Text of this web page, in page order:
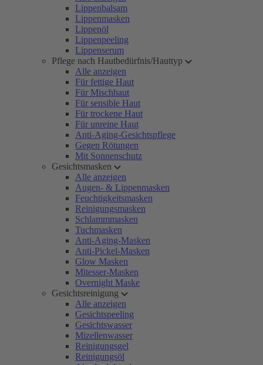
Lippenbalsam
Lippenmasken
Lippenöl
Lippenpeeling
Lippenserum
Pflege nach Hautbedürfnis/Hauttyp
Alle anzeigen
Für fettige Haut
Für Mischhaut
Für sensible Haut
Für trockene Haut
Für unreine Haut
Anti-Aging-Gesichtspflege
Gegen Rötungen
Mit Sonnenschutz
Gesichtsmasken
Alle anzeigen
Augen- & Lippenmasken
Feuchtigkeitsmasken
Reinigungsmasken
Schlammmasken
Tuchmasken
Anti-Aging-Masken
Anti-Pickel-Masken
Glow Masken
Mitesser-Masken
Overnight Maske
Gesichtsreinigung
Alle anzeigen
Gesichtspeeling
Gesichtswasser
Mizellenwasser
Reinigungsgel
Reinigungsöl